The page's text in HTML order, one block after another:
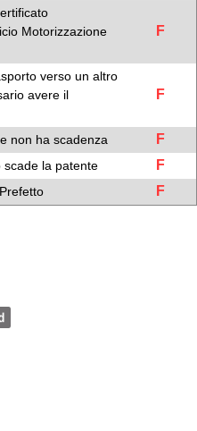
Motorizzazione
F
verso un altro
avere il
F
non ha scadenza F
scade la patente F
F